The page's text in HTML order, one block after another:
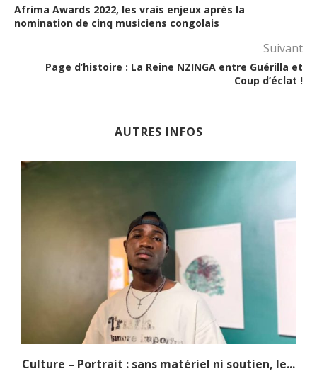
Afrima Awards 2022, les vrais enjeux après la
nomination de cinq musiciens congolais
Suivant
Page d’histoire : La Reine NZINGA entre Guérilla et
Coup d’éclat !
AUTRES INFOS
Culture – Portrait : sans matériel ni soutien, le...